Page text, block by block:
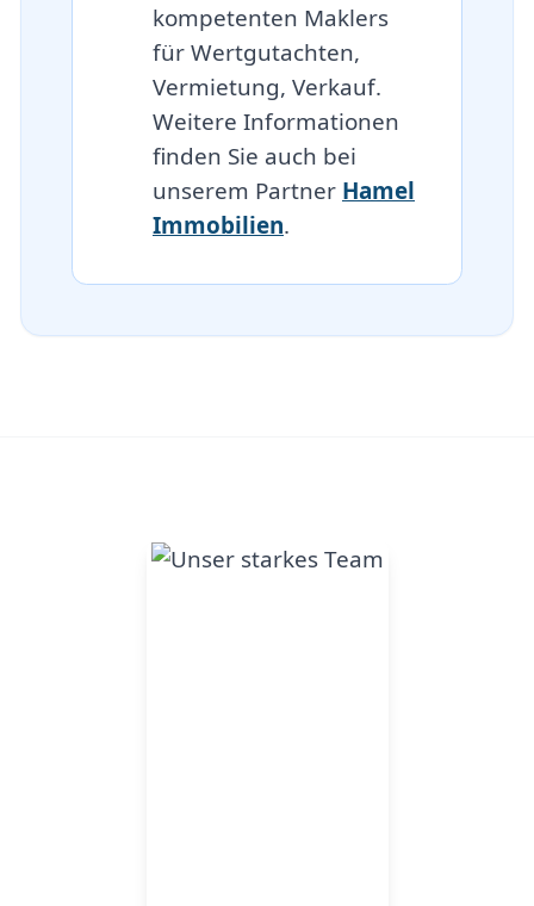
kompetenten Maklers
für Wertgutachten,
Vermietung, Verkauf.
Weitere Informationen
finden Sie auch bei
unserem Partner Hamel
Immobilien.